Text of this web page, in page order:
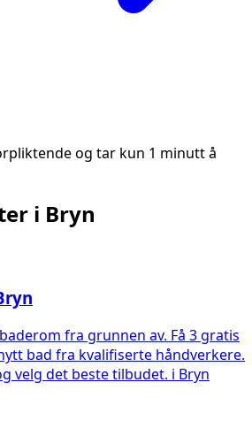
og tar kun 1 minutt å
i Bryn
fra grunnen av. Få 3 gratis
bad fra kvalifiserte håndverkere.
velg det beste tilbudet. i Bryn